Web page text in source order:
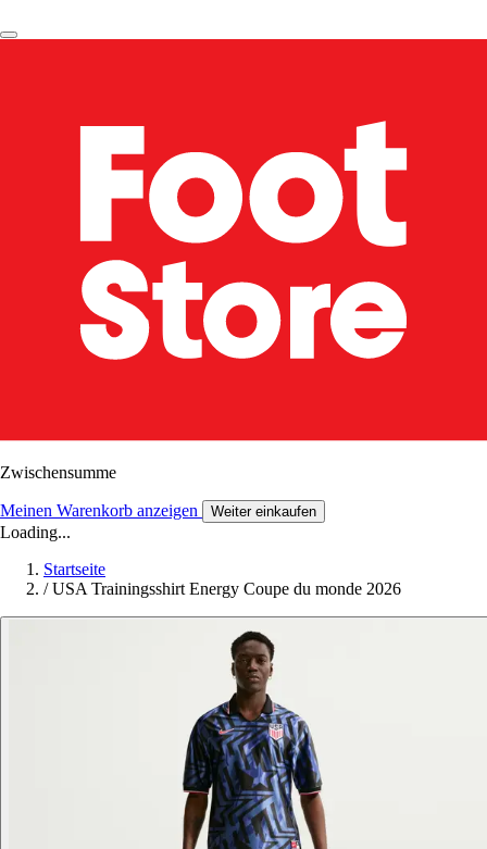
Zwischensumme
Meinen Warenkorb anzeigen Weiter einkaufen
Loading...
Startseite
/ USA Trainingsshirt Energy Coupe du monde 2026